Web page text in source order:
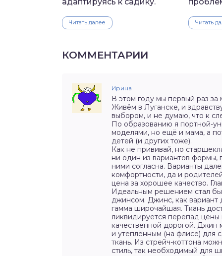
Читать далее Читать
КОММЕНТАРИИ
Ирина
В этом году мы первый раз
Живём в Луганске, и
выбором, и не думаю, что к
По образованию я портной-
моделями, но ещё и мама, а
детей (и других тоже).
Как не прививай, но
ни один из вариантов
ними согласна. Варианты
комфортности, да и
цена за хорошее качество.
Идеальным решением стал бы
джинсом. Джинс, как
гамма широчайшая. Ткань
ликвидируется перепад
качественной дорогой. Джин
и утеплённым (на флисе) для
ткань. Из стрейч-коттона
стиль, так необходимый для